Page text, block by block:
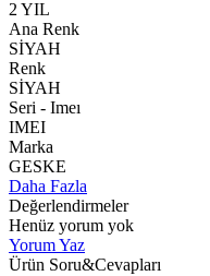
2 YIL
Ana Renk
SİYAH
Renk
SİYAH
Seri - Imeı
IMEI
Marka
GESKE
Daha Fazla
Değerlendirmeler
Henüz yorum yok
Yorum Yaz
Ürün Soru&Cevapları